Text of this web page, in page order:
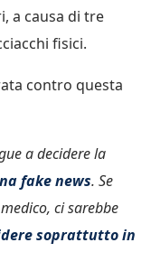
a causa di tre
fisici.
contro questa
a decidere la
fake news. Se
ci sarebbe
soprattutto in